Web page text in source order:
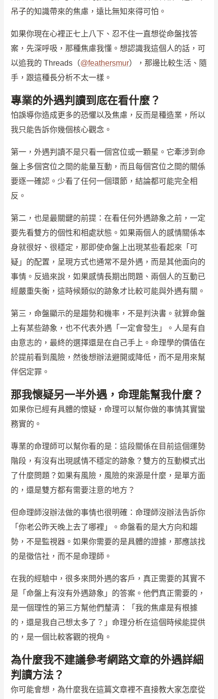
吊子的知識帶來的焦慮，遠比無知來得可怕。
如果你現在心裡正七上八下、忍不住一直想從命盤找答
案，先深呼吸，那種焦慮我懂。想認識我這個人的話，可
以追我的 Threads（@feathersmur），那邊比較生活、隨
手，跟這種長分析不太一樣。
專業的外遇判讀到底在看什麼？
怕誤導你造成更多的恐懼以及焦慮，反而是種造業，所以
我只能告訴你幾個核心觀念。
第一，外遇判讀不是只看一個宮位或一顆星。它牽涉到命
盤上多個宮位之間的能量互動，而且每個宮位之間的關係
要逐一確認。少看了任何一個環節，結論都可能完全相
反。
第二，也是最關鍵的前提：在看任何外遇跡象之前，一定
要先看雙方的個性和相處狀態。如果兩個人的感情關係本
身就很好、很穩定，那即使命盤上出現某些看起來「可
疑」的配置，呈現方式也通常不是外遇，而是其他面向的
事情。反過來說，如果感情長期出問題、兩個人的互動已
經嚴重失衡，這時候類似的跡象才比較可能與外遇有關。
第三，命盤顯示的是趨勢和機率，不是判決書。就算命盤
上有某些跡象，也不代表外遇「一定會發生」。人是有自
由意志的，最終的選擇還是在自己手上。命理學的價值在
於提前看到風險，然後想辦法避開或降低，而不是用來幫
伴侶定罪。
那我懷疑另一半外遇，命理能幫我什麼？
如果你已經有具體的懷疑，命理可以幫你做的事情其實蠻
務實的。
專業的命理師可以幫你看的是：這段關係在目前這個運勢
階段，有沒有出現感情不穩定的跡象？雙方的互動模式出
了什麼問題？如果有風險，風險的來源是什麼，是單方面
的，還是雙方都有需要注意的地方？
但命理師沒辦法做的事情也很明確：命理師沒辦法告訴你
「你老公昨天晚上去了哪裡」。命盤看的是大方向和趨
勢，不是監視器。如果你需要的是具體的證據，那應該找
的是徵信社，而不是命理師。
在我的經驗中，很多來問外遇的客戶，真正需要的其實不
是「命盤上有沒有外遇跡象」的答案。他們真正需要的，
是一個理性的第三方幫他們釐清：「我的焦慮是有根據
的，還是我自己想太多了？」命理分析在這個時候能提供
的，是一個比較客觀的視角。
為什麼我不建議參考網路文章的外遇詳細
判讀方法？
你可能會想，為什麼我在這篇文章裡不直接教大家怎麼從